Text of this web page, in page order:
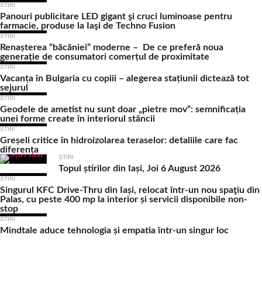
STIRI
Panouri publicitare LED gigant şi cruci luminoase pentru
farmacie, produse la Iaşi de Techno Fusion
STIRI
Renașterea “băcăniei” moderne – De ce preferă noua
generație de consumatori comerțul de proximitate
STIRI
Vacanța în Bulgaria cu copiii – alegerea stațiunii dictează tot
sejurul
STIRI
Geodele de ametist nu sunt doar „pietre mov”: semnificația
unei forme create în interiorul stâncii
STIRI
Greșeli critice în hidroizolarea teraselor: detaliile care fac
diferența
STIRI
Topul știrilor din Iași, Joi 6 August 2026
STIRI
Singurul KFC Drive-Thru din Iași, relocat într-un nou spaţiu din
Palas, cu peste 400 mp la interior și servicii disponibile non-
stop
STIRI
Mindtale aduce tehnologia și empatia într-un singur loc